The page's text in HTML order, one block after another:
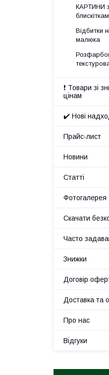
КАРТИНИ
Відбитки
малюка
❗ Товари зі
цінам
✔️ Нові
Прайс-лист
Новини
Статті
Фотогалерея
Скачати
Часто
Знижки
Договір
Доставка та
Про нас
Відгуки